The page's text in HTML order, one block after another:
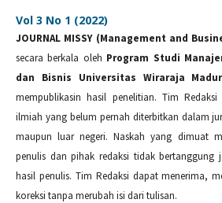
Vol 3 No 1 (2022)
JOURNAL MISSY (Management and
secara berkala oleh Program Studi
dan Bisnis Universitas Wiraraja
mempublikasin hasil penelitian. Tim
ilmiah yang belum pernah diterbitkan dalam
maupun luar negeri. Naskah yang dimuat
penulis dan pihak redaksi tidak bertanggung
hasil penulis. Tim Redaksi dapat menerima,
koreksi tanpa merubah isi dari tulisan.